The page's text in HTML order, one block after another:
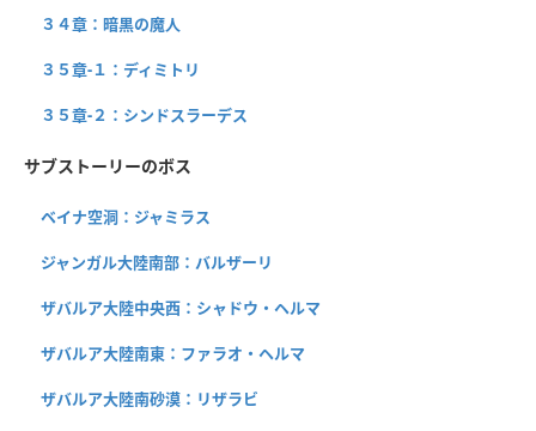
３４章：暗黒の魔人
３５章-１：ディミトリ
３５章-２：シンドスラーデス
サブストーリーのボス
ベイナ空洞：ジャミラス
ジャンガル大陸南部：バルザーリ
ザバルア大陸中央西：シャドウ・ヘルマ
ザバルア大陸南東：ファラオ・ヘルマ
ザバルア大陸南砂漠：リザラビ